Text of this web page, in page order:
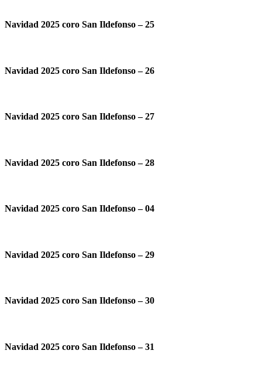
Navidad 2025 coro San Ildefonso – 25
Navidad 2025 coro San Ildefonso – 26
Navidad 2025 coro San Ildefonso – 27
Navidad 2025 coro San Ildefonso – 28
Navidad 2025 coro San Ildefonso – 04
Navidad 2025 coro San Ildefonso – 29
Navidad 2025 coro San Ildefonso – 30
Navidad 2025 coro San Ildefonso – 31